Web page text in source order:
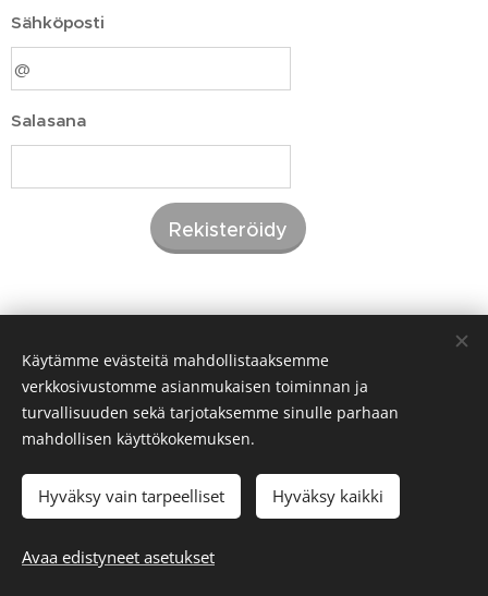
Sähköposti
Salasana
Rekisteröidy
Evästeet
Käytämme evästeitä mahdollistaaksemme
verkkosivustomme asianmukaisen toiminnan ja
turvallisuuden sekä tarjotaksemme sinulle parhaan
mahdollisen käyttökokemuksen.
Hyväksy vain tarpeelliset Hyväksy kaikki
Avaa edistyneet asetukset